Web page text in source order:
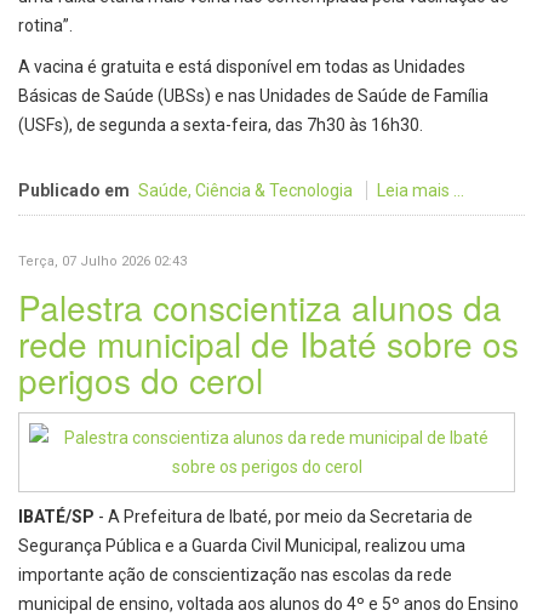
rotina”.
A vacina é gratuita e está disponível em todas as Unidades
Básicas de Saúde (UBSs) e nas Unidades de Saúde de Família
(USFs), de segunda a sexta-feira, das 7h30 às 16h30.
Publicado em Saúde, Ciência & Tecnologia Leia mais ...
Terça, 07 Julho 2026 02:43
Palestra conscientiza alunos da
rede municipal de Ibaté sobre os
perigos do cerol
IBATÉ/SP - A Prefeitura de Ibaté, por meio da Secretaria de
Segurança Pública e a Guarda Civil Municipal, realizou uma
importante ação de conscientização nas escolas da rede
municipal de ensino, voltada aos alunos do 4º e 5º anos do Ensino